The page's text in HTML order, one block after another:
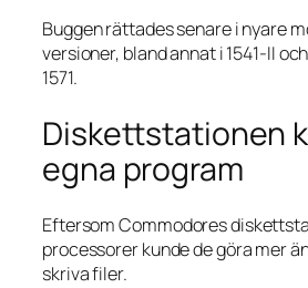
Buggen rättades senare i nyare
versioner, bland annat i 1541-II
1571.
Diskettstationen
egna program
Eftersom Commodores
processorer kunde de göra mer
skriva filer.